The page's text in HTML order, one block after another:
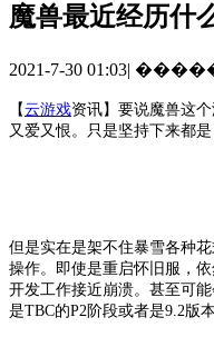
魔兽最近经历什
2021-7-30 01:03|
【云游戏资讯】要说魔兽这
又爱又恨。只是坚持下来都
但是实在是架不住暴雪各种
操作。即使是重启怀旧服，
开发工作接近崩溃。甚至可
是TBC的P2阶段或者是9.2版